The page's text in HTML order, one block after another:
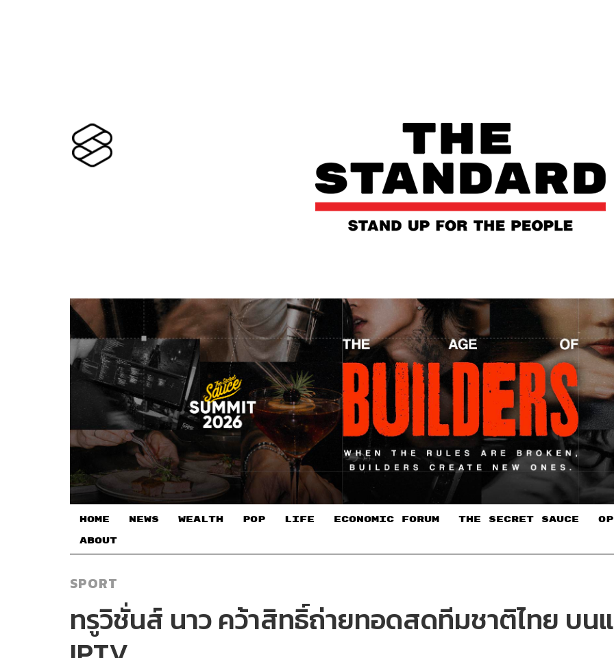
HOME NEWS WEALTH POP LIFE ECONOMIC FORUM THE SECRET SAUCE​
ABOUT
SPORT
ทรูวิชั่นส์ นาว คว้าสิทธิ์ถ่ายทอดสดทีมชาติไทย บน